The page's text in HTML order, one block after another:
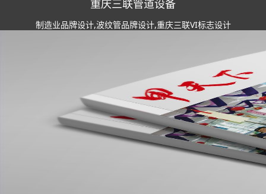
重庆三联管道设备
制造业品牌设计,波纹管品牌设计,重庆三联VI标志设计